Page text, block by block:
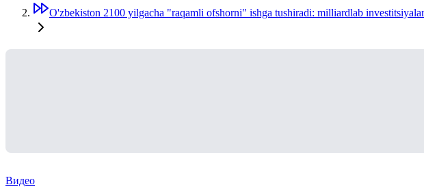
O'zbekiston 2100 yilgacha "raqamli ofshorni" ishga tushiradi: milliardlab
Видео